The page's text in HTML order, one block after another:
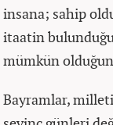
insana; sahip
itaatin
mümkün
Bayramlar,